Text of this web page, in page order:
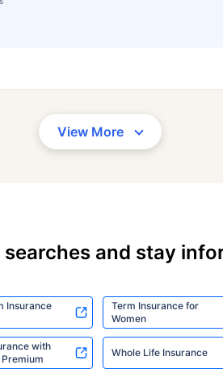
View More
and stay
Insurance
Term Insurance for
Women
with
Whole Life Insurance